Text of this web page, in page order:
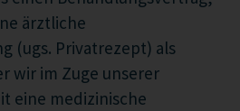
ärztliche
(ugs. Privatrezept) als
wir im Zuge unserer
eine medizinische